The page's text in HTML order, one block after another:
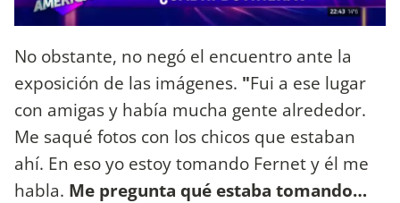
No obstante, no negó el encuentro ante la
exposición de las imágenes. "Fui a ese lugar
con amigas y había mucha gente alrededor.
Me saqué fotos con los chicos que estaban
ahí. En eso yo estoy tomando Fernet y él me
habla. Me pregunta qué estaba tomando…